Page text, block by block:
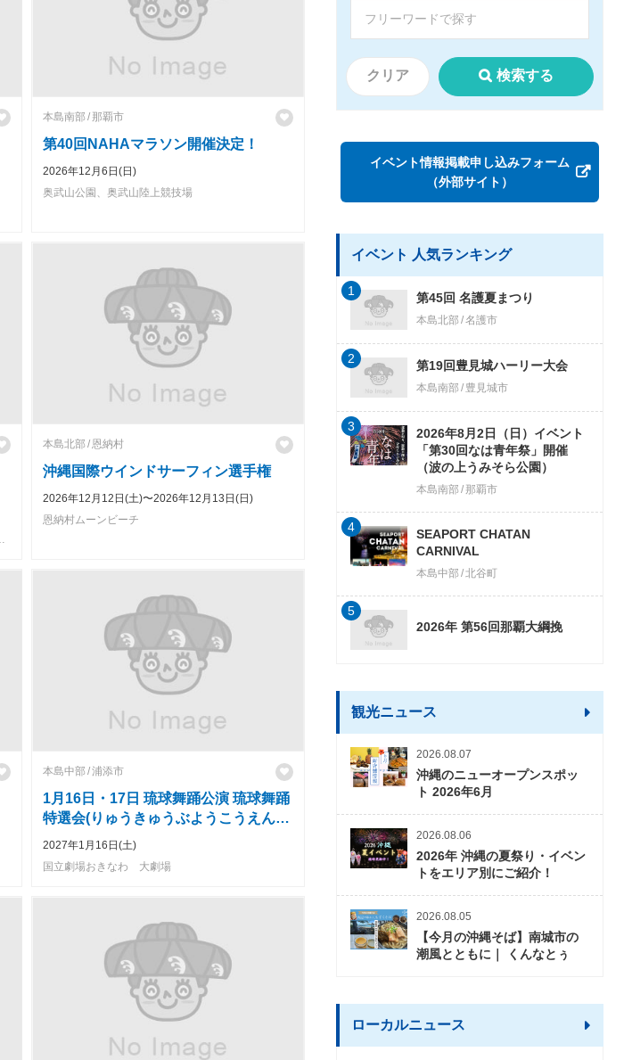
本島南部 那覇市
第40回NAHAマラソン開催決定！
2026年12月6日(日)
奥武山公園、奥武山陸上競技場
本島北部 恩納村
沖縄国際ウインドサーフィン選手権
2026年12月12日(土)〜2026年12月13日(日)
恩納村ムーンビーチ
本島中部 浦添市
1月16日・17日 琉球舞踊公演 琉球舞踊
特選会(りゅうきゅうぶようこうえん
りゅうきゅうぶようとくせんかい)
2027年1月16日(土)
国立劇場おきなわ 大劇場
クリア 検索する
イベント情報掲載申し込みフォーム
（外部サイト）
イベント 人気ランキング
第45回 名護夏まつり
本島北部 名護市
1
第19回豊見城ハーリー大会
本島南部 豊見城市
2
2026年8月2日（日）イベント
「第30回なは青年祭」開催
（波の上うみそら公園）
本島南部 那覇市
3
SEAPORT CHATAN
CARNIVAL
本島中部 北谷町
4
2026年 第56回那覇大綱挽
5
観光ニュース
2026.08.07
沖縄のニューオープンスポッ
ト 2026年6月
2026.08.06
2026年 沖縄の夏祭り・イベン
トをエリア別にご紹介！
2026.08.05
【今月の沖縄そば】南城市の
潮風とともに｜ くんなとぅ
ローカルニュース